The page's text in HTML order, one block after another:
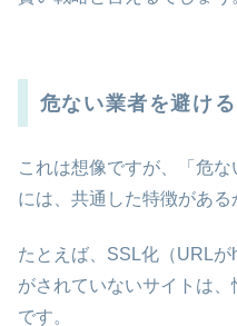
危ない業者を避け
これは想像ですが、「危
には、共通した特徴がある
たとえば、SSL化（URLが
がされていないサイトは
です。